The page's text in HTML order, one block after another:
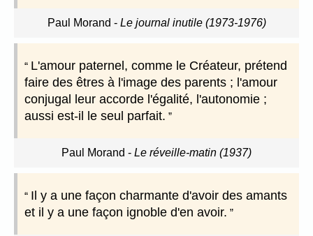
Paul Morand - Le journal inutile (1973-1976)
L'amour paternel, comme le Créateur, prétend
faire des êtres à l'image des parents ; l'amour
conjugal leur accorde l'égalité, l'autonomie ;
aussi est-il le seul parfait.
Paul Morand - Le réveille-matin (1937)
Il y a une façon charmante d'avoir des amants
et il y a une façon ignoble d'en avoir.